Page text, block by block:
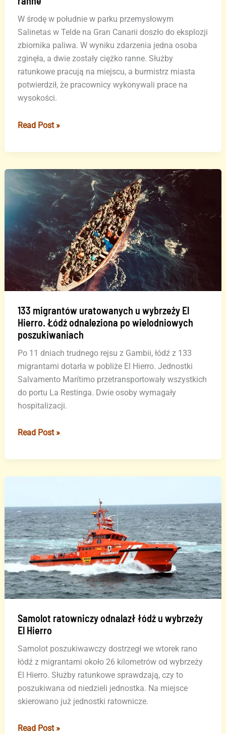
W środę w południe w parku przemysłowym
Salinetas w Telde na Gran Canarii doszło do eksplozji
zbiornika paliwa. W wyniku zdarzenia jedna osoba
zginęła, a dwie zostały ciężko ranne. Służby
ratunkowe pracują na miejscu, a burmistrz miasta
potwierdził, że pracownicy wykonywali prace na
wysokości.
Wybuch
paliwa
Telde
na
Gran
jedna
osoba
żyje,
dwie
ciężko
ranne
Read Post »
133 migrantów uratowanych u wybrzeży El
Hierro. Łódź odnaleziona po wielodniowych
poszukiwaniach
Po 11 dniach trudnego rejsu z Gambii, łódź z 133
migrantami dotarła w pobliże El Hierro. Jednostki
Salvamento Marítimo przetransportowały wszystkich
do portu La Restinga. Dwie osoby wymagały
hospitalizacji.
133
uratowanych
Hierro.
Łódź
odnaleziona
po
wielodniowych
poszukiwaniach
Read Post »
Samolot ratowniczy odnalazł łódź u wybrzeży
El Hierro
Samolot poszukiwawczy dostrzegł we wtorek rano
łódź z migrantami około 26 kilometrów od wybrzeży
El Hierro. Służby ratunkowe sprawdzają, czy to
poszukiwana od niedzieli jednostka. Na miejsce
skierowano już jednostki ratownicze.
Samolot
Read Post »